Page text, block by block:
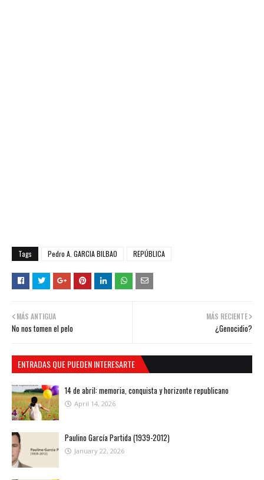
Tags Pedro A. GARCIA BILBAO REPÚBLICA
MÁS RECIENTE
¿Genocidio?
MÁS ANTIGUA
No nos tomen el pelo
ENTRADAS QUE PUEDEN INTERESARTE
14 de abril: memoria, conquista y horizonte republicano
April 14, 2026
Paulino García Partida (1939-2012)
January 22, 2026